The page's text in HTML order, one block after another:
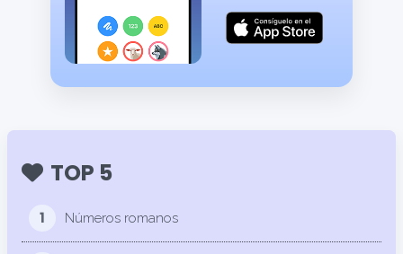
TOP 5
1 Números romanos